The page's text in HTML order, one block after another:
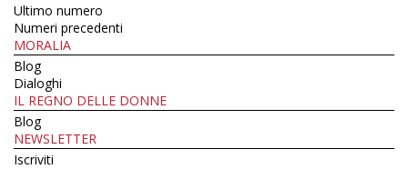
Ultimo numero
Numeri precedenti
MORALIA
Blog
Dialoghi
IL REGNO DELLE DONNE
Blog
NEWSLETTER
Iscriviti